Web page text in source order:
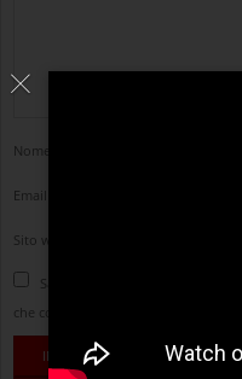
Nome
Email
Sito web
Salva il mio nome, email e sito
che commento.